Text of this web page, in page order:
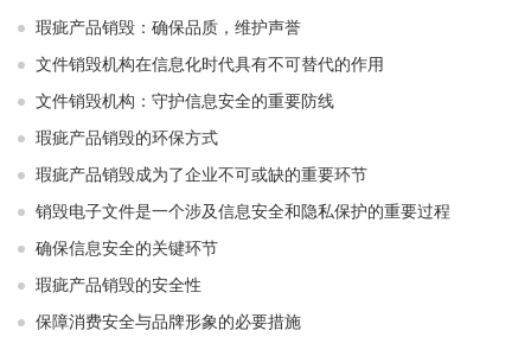
瑕疵产品销毁：确保品质，维护声誉
文件销毁机构在信息化时代具有不可替代的作用
文件销毁机构：守护信息安全的重要防线
瑕疵产品销毁的环保方式
瑕疵产品销毁成为了企业不可或缺的重要环节
销毁电子文件是一个涉及信息安全和隐私保护的重要过程
确保信息安全的关键环节
瑕疵产品销毁的安全性
保障消费安全与品牌形象的必要措施